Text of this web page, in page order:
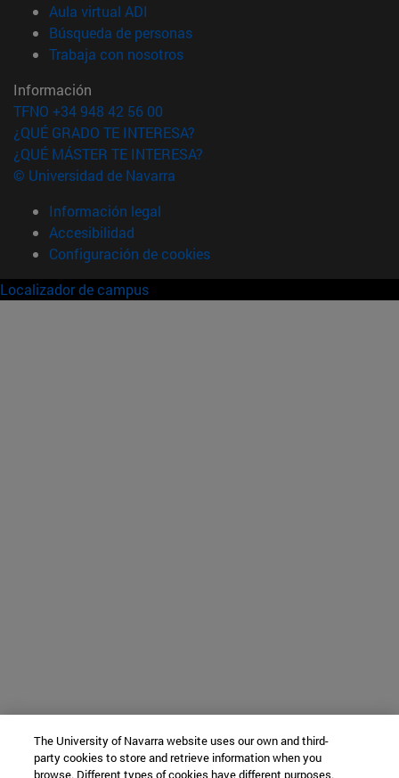
Aula virtual ADI
Búsqueda de personas(abre en nueva ventana)
Trabaja con nosotros(abre en nueva ventana)
Información
TFNO +34 948 42 56 00
¿QUÉ GRADO TE INTERESA?
¿QUÉ MÁSTER TE INTERESA?
© Universidad de Navarra
Información legal
Accesibilidad
Configuración de cookies
Localizador de campus
The University of Navarra website uses our own and third-
party cookies to store and retrieve information when you
browse. Different types of cookies have different purposes.